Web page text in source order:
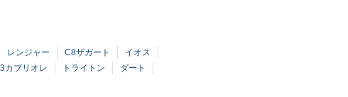
レンジャー C8ザガート
イオス
カブリオレ トライトン
ダート